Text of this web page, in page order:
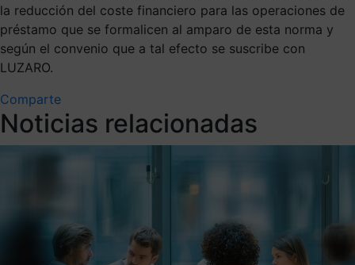
la reducción del coste financiero para las operaciones de
préstamo que se formalicen al amparo de esta norma y
según el convenio que a tal efecto se suscribe con
LUZARO.
Comparte
Noticias relacionadas